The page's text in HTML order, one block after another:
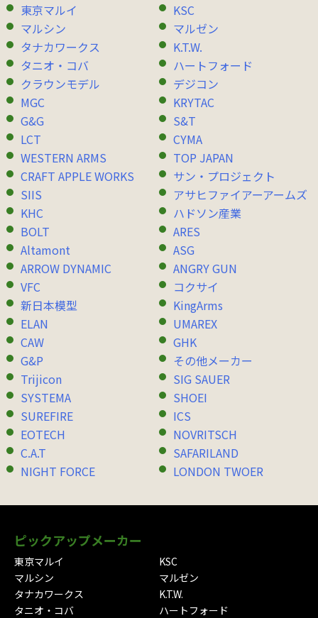
東京マルイ
KSC
マルシン
マルゼン
タナカワークス
K.T.W.
タニオ・コバ
ハートフォード
クラウンモデル
デジコン
MGC
KRYTAC
G&G
S&T
LCT
CYMA
WESTERN ARMS
TOP JAPAN
CRAFT APPLE WORKS
サン・プロジェクト
SIIS
アサヒファイアーアームズ
KHC
ハドソン産業
BOLT
ARES
Altamont
ASG
ARROW DYNAMIC
ANGRY GUN
VFC
コクサイ
新日本模型
KingArms
ELAN
UMAREX
CAW
GHK
G&P
その他メーカー
Trijicon
SIG SAUER
SYSTEMA
SHOEI
SUREFIRE
ICS
EOTECH
NOVRITSCH
C.A.T
SAFARILAND
NIGHT FORCE
LONDON TWOER
ピックアップメーカー
東京マルイ
KSC
マルシン
マルゼン
タナカワークス
K.T.W.
タニオ・コバ
ハートフォード